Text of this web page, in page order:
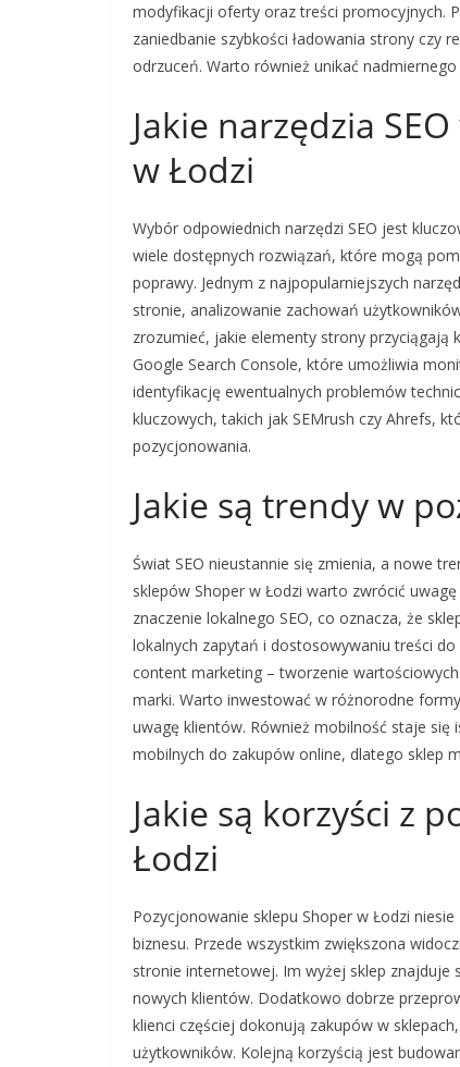
modyfikacji oferty oraz treści promocyjnych.
zaniedbanie szybkości ładowania strony czy
odrzuceń. Warto również unikać
Jakie narzędzia
w Łodzi
Wybór odpowiednich narzędzi SEO jest
wiele dostępnych rozwiązań, które mogą
poprawy. Jednym z najpopularniejszych
stronie, analizowanie zachowań
zrozumieć, jakie elementy strony
Google Search Console, które umożliwia
identyfikację ewentualnych problemów
kluczowych, takich jak SEMrush czy Ahrefs,
pozycjonowania.
Jakie są trendy w
Świat SEO nieustannie się zmienia, a nowe
sklepów Shoper w Łodzi warto zwrócić
znaczenie lokalnego SEO, co oznacza, że
lokalnych zapytań i dostosowywaniu treści
content marketing – tworzenie
marki. Warto inwestować w różnorodne
uwagę klientów. Również mobilność staje
mobilnych do zakupów online, dlatego sklep
Jakie są korzyści z
Łodzi
Pozycjonowanie sklepu Shoper w Łodzi
biznesu. Przede wszystkim zwiększona
stronie internetowej. Im wyżej sklep znajduje
nowych klientów. Dodatkowo dobrze
klienci częściej dokonują zakupów w
użytkowników. Kolejną korzyścią jest